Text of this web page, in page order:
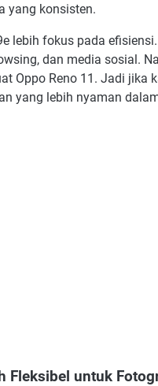
yang konsisten.
lebih fokus pada
dan media sosial.
Oppo Reno 11. Jadi jika
yang lebih nyaman
Fleksibel untuk